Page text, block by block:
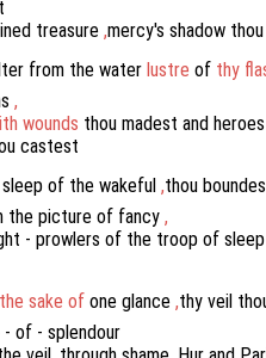
treasure ,mercy's shadow thou
from the water lustre of thy
,
wounds thou madest and heroes
castest
sleep of the wakeful ,thou
the picture of fancy ,
- prowlers of the troop of sleep
the sake of one glance ,thy veil
- of - splendour